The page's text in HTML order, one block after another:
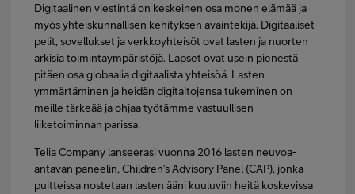
Digitaalinen viestintä on keskeinen osa monen elämää ja
myös yhteiskunnallisen kehityksen avaintekijä. Digitaaliset
pelit, sovellukset ja verkkoyhteisöt ovat lasten ja nuorten
arkisia toimintaympäristöjä. Lapset ovat usein pienestä
pitäen osa globaalia digitaalista yhteisöä. Lasten
ymmärtäminen ja heidän digitaitojensa tukeminen on
meille tärkeää ja ohjaa työtämme vastuullisen
liiketoiminnan parissa.
Telia Company lanseerasi vuonna 2016 lasten neuvoa-
antavan paneelin, Children’s Advisory Panel (CAP), jonka
puitteissa nostetaan lasten ääni kuuluviin heitä koskevissa